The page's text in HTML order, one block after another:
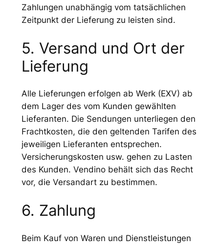
Zahlungen unabhängig vom tatsächlichen
Zeitpunkt der Lieferung zu leisten sind.
5. Versand und Ort der
Lieferung
Alle Lieferungen erfolgen ab Werk (EXV) ab
dem Lager des vom Kunden gewählten
Lieferanten. Die Sendungen unterliegen den
Frachtkosten, die den geltenden Tarifen des
jeweiligen Lieferanten entsprechen.
Versicherungskosten usw. gehen zu Lasten
des Kunden. Vendino behält sich das Recht
vor, die Versandart zu bestimmen.
6. Zahlung
Beim Kauf von Waren und Dienstleistungen